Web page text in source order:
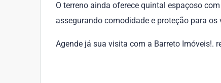
O terreno ainda oferece quintal espaçoso
assegurando comodidade e proteção para os
Agende já sua visita com a Barreto Imóveis!.